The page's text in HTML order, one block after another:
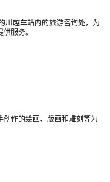
川越车站内的旅游咨询处，为
服务。
创作的绘画、版画和雕刻等为